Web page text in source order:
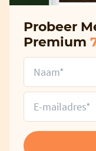
Probeer
Premium